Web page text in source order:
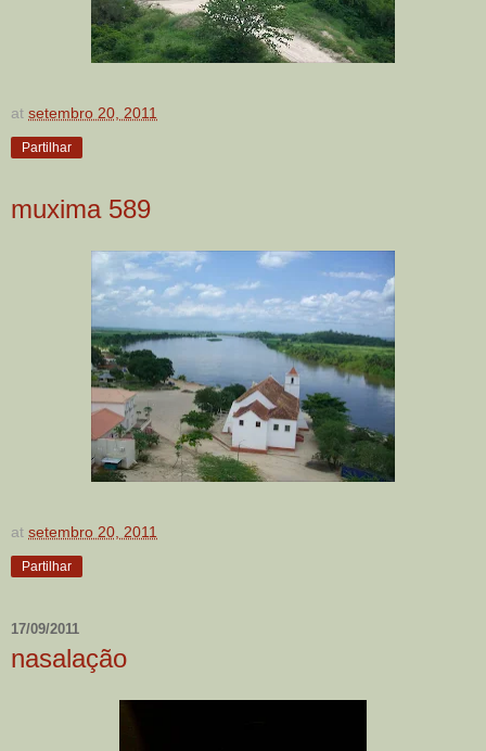
at setembro 20, 2011
Partilhar
muxima 589
at setembro 20, 2011
Partilhar
17/09/2011
nasalação